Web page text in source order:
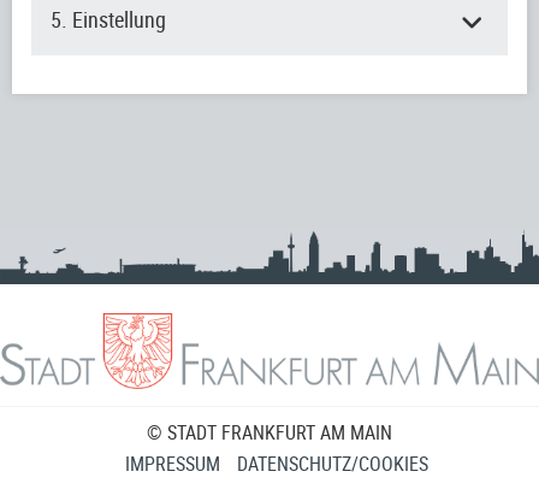
5. Einstellung
© STADT FRANKFURT AM MAIN
IMPRESSUM
DATENSCHUTZ/COOKIES